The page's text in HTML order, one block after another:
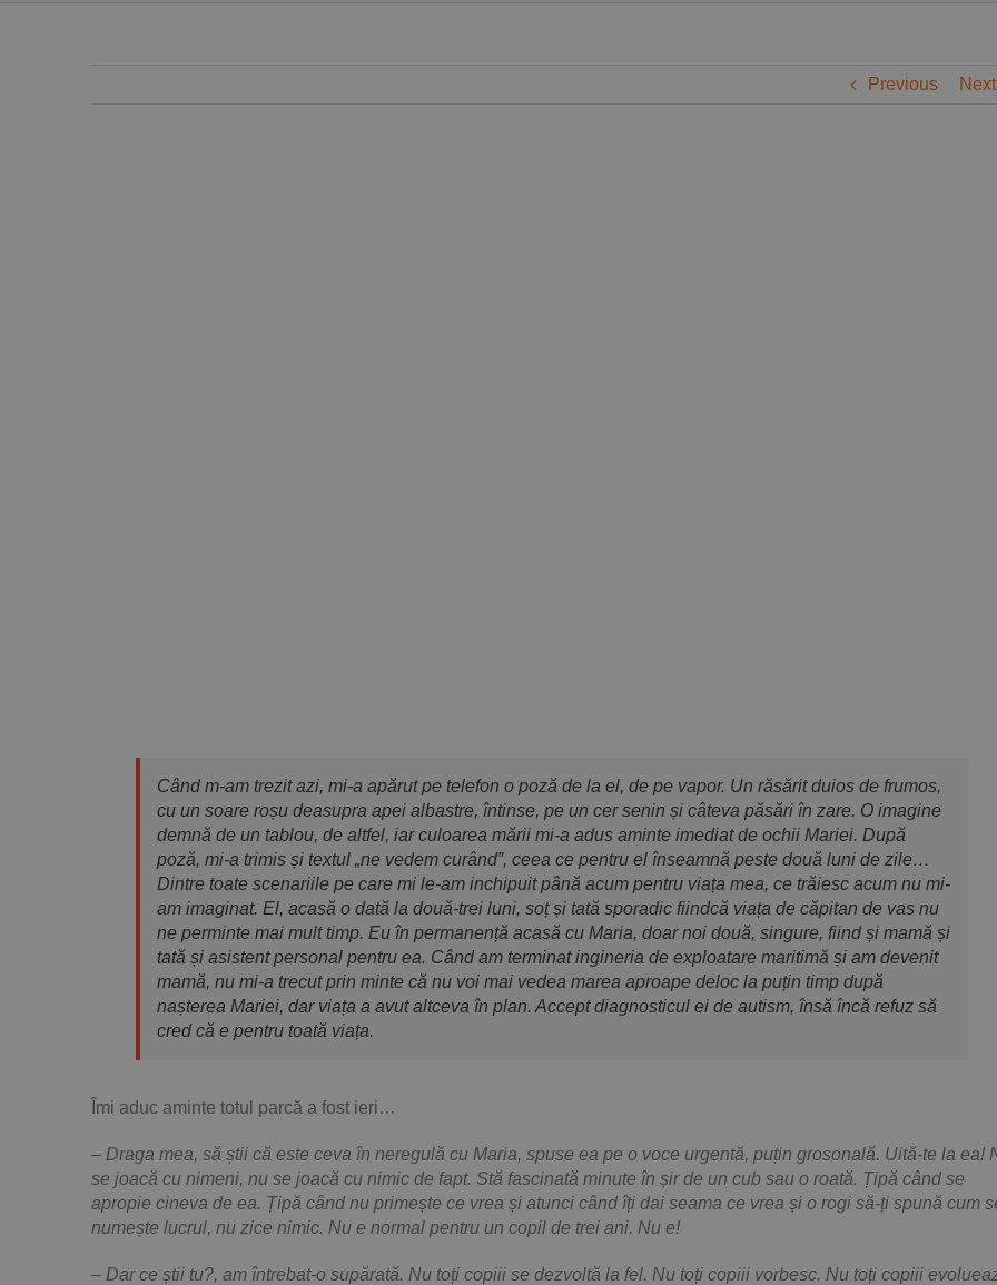
Previous Next
Când m-am trezit azi, mi-a apărut pe telefon o poză de la el, de pe vapor. Un răsărit duios de frumos,
cu un soare roșu deasupra apei albastre, întinse, pe un cer senin și câteva păsări în zare. O imagine
demnă de un tablou, de altfel, iar culoarea mării mi-a adus aminte imediat de ochii Mariei. După
poză, mi-a trimis și textul „ne vedem curând‟, ceea ce pentru el înseamnă peste două luni de zile…
Dintre toate scenariile pe care mi le-am inchipuit până acum pentru viața mea, ce trăiesc acum nu mi-
am imaginat. El, acasă o dată la două-trei luni, soț și tată sporadic fiindcă viața de căpitan de vas nu
ne perminte mai mult timp. Eu în permanență acasă cu Maria, doar noi două, singure, fiind și mamă și
tată și asistent personal pentru ea. Când am terminat ingineria de exploatare maritimă și am devenit
mamă, nu mi-a trecut prin minte că nu voi mai vedea marea aproape deloc la puțin timp după
nașterea Mariei, dar viața a avut altceva în plan. Accept diagnosticul ei de autism, însă încă refuz să
cred că e pentru toată viața.
Îmi aduc aminte totul parcă a fost ieri…
– Draga mea, să știi că este ceva în neregulă cu Maria, spuse ea pe o voce urgentă, puțin grosonală. Uită-te la ea!
se joacă cu nimeni, nu se joacă cu nimic de fapt. Stă fascinată minute în șir de un cub sau o roată. Țipă când se
apropie cineva de ea. Țipă când nu primește ce vrea și atunci când îți dai seama ce vrea și o rogi să-ți spună cum
numește lucrul, nu zice nimic. Nu e normal pentru un copil de trei ani. Nu e!
– Dar ce știi tu?, am întrebat-o supărată. Nu toți copiii se dezvoltă la fel. Nu toți copiii vorbesc. Nu toți copiii